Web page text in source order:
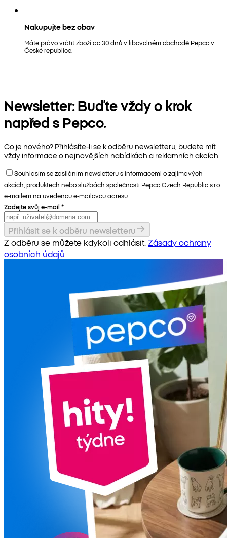
Nakupujte bez obav
Máte právo vrátit zboží do 30 dnů v libovolném obchodě Pepco v
České republice.
Newsletter: Buďte vždy o krok
napřed s Pepco.
Co je nového? Přihlásíte-li se k odběru newsletteru, budete mít
vždy informace o nejnovějších nabídkách a reklamních akcích.
Souhlasím se zasíláním newsletteru s informacemi o zajímavých
akcích, produktech nebo službách společnosti Pepco Czech Republic s.r.o.
e-mailem na uvedenou e-mailovou adresu.
Zadejte svůj e-mail *
Přihlásit se k odběru newsletteru
Z odběru se můžete kdykoli odhlásit. Zásady ochrany
osobních údajů